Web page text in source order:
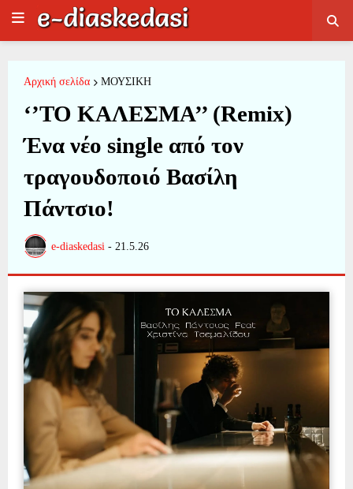
Αρχική σελίδα ΜΟΥΣΙΚΗ
‘’ΤΟ ΚΑΛΕΣΜΑ’’ (Remix)
Ένα νέο single από τον
τραγουδοποιό Βασίλη
Πάντσιο!
e-diaskedasi - 21.5.26